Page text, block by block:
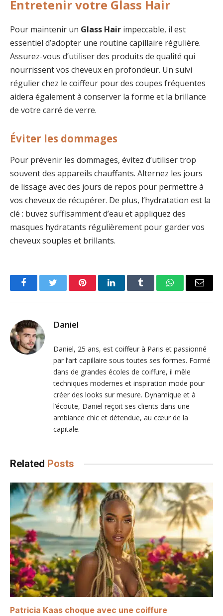
Entretenir votre Glass Hair
Pour maintenir un Glass Hair impeccable, il est
essentiel d’adopter une routine capillaire régulière.
Assurez-vous d’utiliser des produits de qualité qui
nourrissent vos cheveux en profondeur. Un suivi
régulier chez le coiffeur pour des coupes fréquentes
aidera également à conserver la forme et la brillance
de votre carré de verre.
Éviter les dommages
Pour prévenir les dommages, évitez d’utiliser trop
souvent des appareils chauffants. Alternez les jours
de lissage avec des jours de repos pour permettre à
vos cheveux de récupérer. De plus, l’hydratation est la
clé : buvez suffisamment d’eau et appliquez des
masques hydratants régulièrement pour garder vos
cheveux souples et brillants.
FacebookTwitter PinterestLinkedInTumblr WhatsAppEmail
Daniel
Daniel, 25 ans, est coiffeur à Paris et passionné
par l’art capillaire sous toutes ses formes. Formé
dans de grandes écoles de coiffure, il mêle
techniques modernes et inspiration mode pour
créer des looks sur mesure. Dynamique et à
l’écoute, Daniel reçoit ses clients dans une
ambiance chic et détendue, au cœur de la
capitale.
Related Posts
Patricia Kaas choque avec une coiffure